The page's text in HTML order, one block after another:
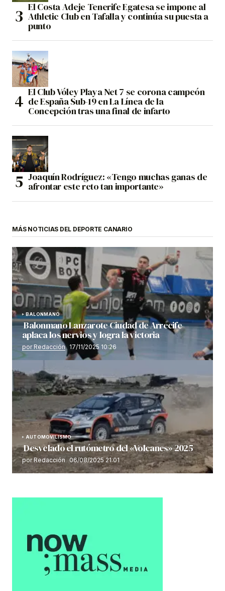
El Costa Adeje Tenerife Egatesa se impone al
Athletic Club en Tafalla y continúa su puesta a
punto
El Club Vóley Playa Net 7 se corona campeón
de España Sub-19 en La Línea de la
Concepción tras una final de infarto
Joaquín Rodríguez: «Tengo muchas ganas de
afrontar este reto tan importante»
MÁS NOTICIAS DEL DEPORTE CANARIO
BALONMANO
Balonmano Lanzarote Ciudad de Arrecife
aplaca los nervios y logra la victoria
por Redacción 17/11/2025 10:26
AUTOMOVILISMO
Desvelado el rutómetro del «Volcanes» 2025
por Redacción 06/08/2025 21:01